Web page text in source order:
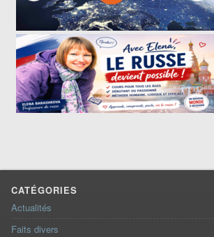
CATÉGORIES
Actualités
Faits divers